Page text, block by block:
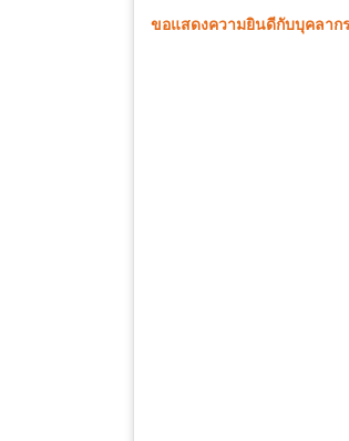
ขอแสดงความยินดีกับบุคลาก